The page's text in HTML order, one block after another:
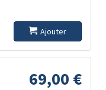
Ajouter
69,00 €